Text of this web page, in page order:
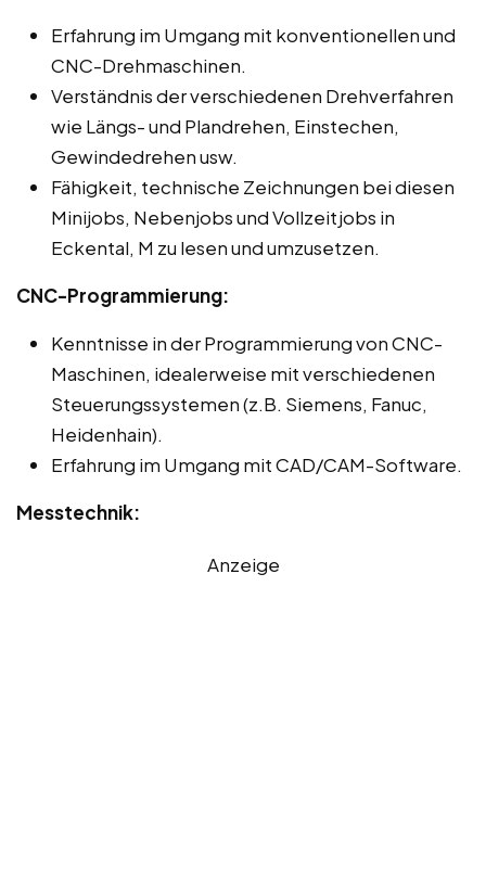
Erfahrung im Umgang mit konventionellen und
CNC-Drehmaschinen.
Verständnis der verschiedenen Drehverfahren
wie Längs- und Plandrehen, Einstechen,
Gewindedrehen usw.
Fähigkeit, technische Zeichnungen bei diesen
Minijobs, Nebenjobs und Vollzeitjobs in
Eckental, M zu lesen und umzusetzen.
CNC-Programmierung:
Kenntnisse in der Programmierung von CNC-
Maschinen, idealerweise mit verschiedenen
Steuerungssystemen (z.B. Siemens, Fanuc,
Heidenhain).
Erfahrung im Umgang mit CAD/CAM-Software.
Messtechnik:
Anzeige